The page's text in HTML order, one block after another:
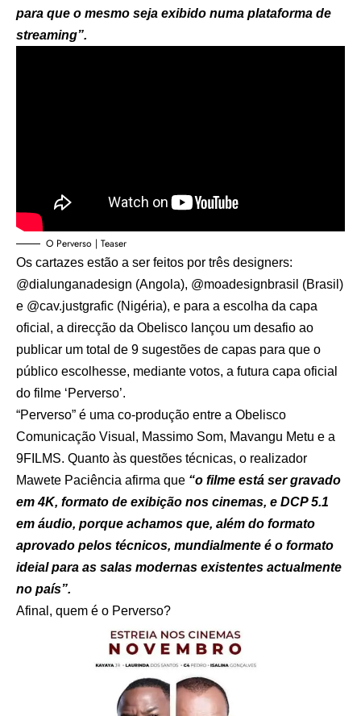
para que o mesmo seja exibido numa plataforma de
streaming”.
O Perverso | Teaser
Os cartazes estão a ser feitos por três designers:
@dialunganadesign (Angola), @moadesignbrasil (Brasil)
e @cav.justgrafic (Nigéria), e para a escolha da capa
oficial, a direcção da Obelisco lançou um desafio ao
publicar um total de 9 sugestões de capas para que o
público escolhesse, mediante votos, a futura capa oficial
do filme ‘Perverso’.
“Perverso” é uma co-produção entre a Obelisco
Comunicação Visual, Massimo Som, Mavangu Metu e a
9FILMS. Quanto às questões técnicas, o realizador
Mawete Paciência afirma que “o filme está ser gravado
em 4K, formato de exibição nos cinemas, e DCP 5.1
em áudio, porque achamos que, além do formato
aprovado pelos técnicos, mundialmente é o formato
ideial para as salas modernas existentes actualmente
no país”.
Afinal, quem é o Perverso?